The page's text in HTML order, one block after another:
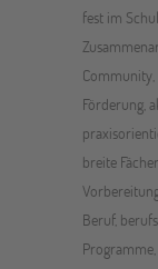
fest im
Förderung,
breite
Beruf,